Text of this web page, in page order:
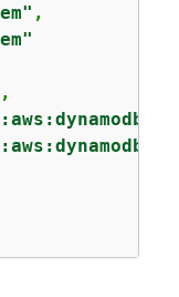
,
,